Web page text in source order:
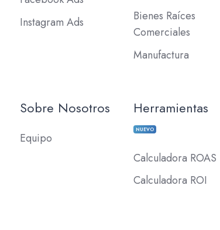
Instagram Ads
Bienes Raíces
Comerciales
Manufactura
Sobre Nosotros
Equipo
Herramientas
NUEVO
Calculadora ROAS
Calculadora ROI